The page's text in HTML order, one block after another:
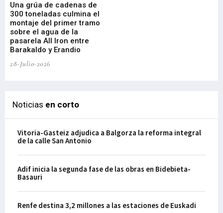
Una grúa de cadenas de
300 toneladas culmina el
montaje del primer tramo
sobre el agua de la
pasarela All Iron entre
Barakaldo y Erandio
28-Julio-2026
Noticias en corto
Vitoria-Gasteiz adjudica a Balgorza la reforma integral
de la calle San Antonio
Adif inicia la segunda fase de las obras en Bidebieta-
Basauri
Renfe destina 3,2 millones a las estaciones de Euskadi